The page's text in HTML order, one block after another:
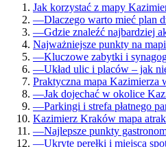
Jak korzystać z mapy
—Dlaczego warto mieć plan
—Gdzie znaleźć najbardziej
Najważniejsze punkty na
—Kluczowe zabytki i
—Układ ulic i placów – jak
Praktyczna mapa
—Jak dojechać w okolice
—Parkingi i strefa płatnego
Kazimierz Kraków mapa
—Najlepsze punkty
—Ukryte perełki i miejsca